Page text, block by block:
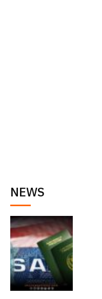
NEWS